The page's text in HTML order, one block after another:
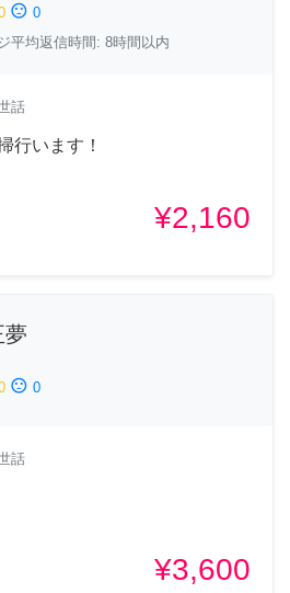
sentiment_dissatisfied 0
平均返信時間: 8時間以内
話
行います！
¥2,160
夢
sentiment_dissatisfied 0
話
¥3,600